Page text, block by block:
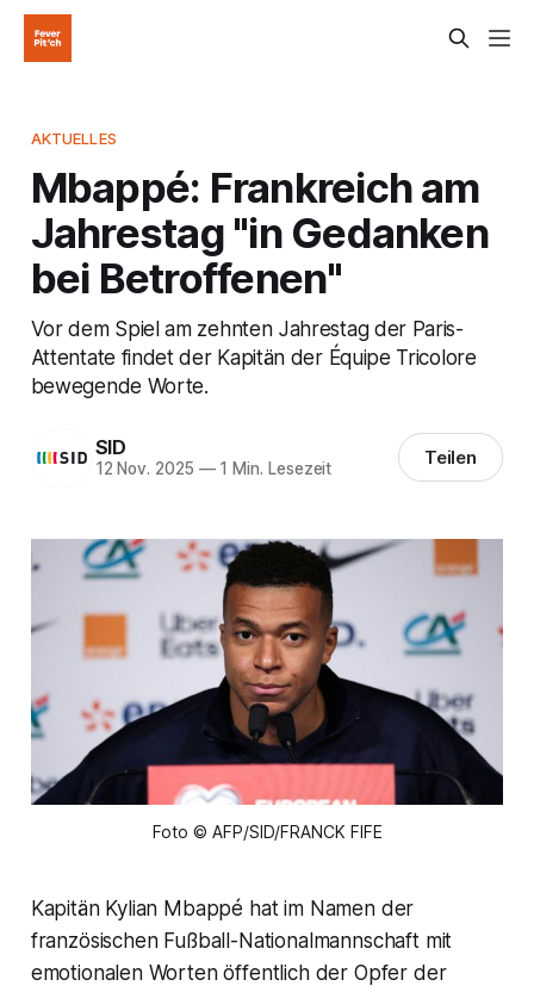
AKTUELLES
Mbappé: Frankreich am
Jahrestag "in Gedanken
bei Betroffenen"
Vor dem Spiel am zehnten Jahrestag der Paris-
Attentate findet der Kapitän der Équipe Tricolore
bewegende Worte.
SID
12 Nov. 2025 —1 Min. Lesezeit Teilen
Foto © AFP/SID/FRANCK FIFE
Kapitän Kylian Mbappé hat im Namen der
französischen Fußball-Nationalmannschaft mit
emotionalen Worten öffentlich der Opfer der